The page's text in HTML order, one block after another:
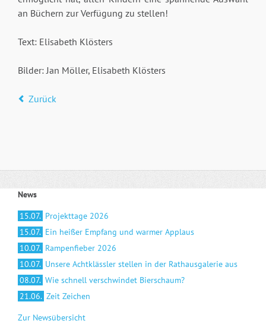
an Büchern zur Verfügung zu stellen!
Text: Elisabeth Klösters
Bilder: Jan Möller, Elisabeth Klösters
Zurück
News
15.07. Projekttage 2026
15.07. Ein heißer Empfang und warmer Applaus
10.07. Rampenfieber 2026
10.07. Unsere Achtklässler stellen in der Rathausgalerie aus
08.07. Wie schnell verschwindet Bierschaum?
21.06. Zeit Zeichen
Zur Newsübersicht